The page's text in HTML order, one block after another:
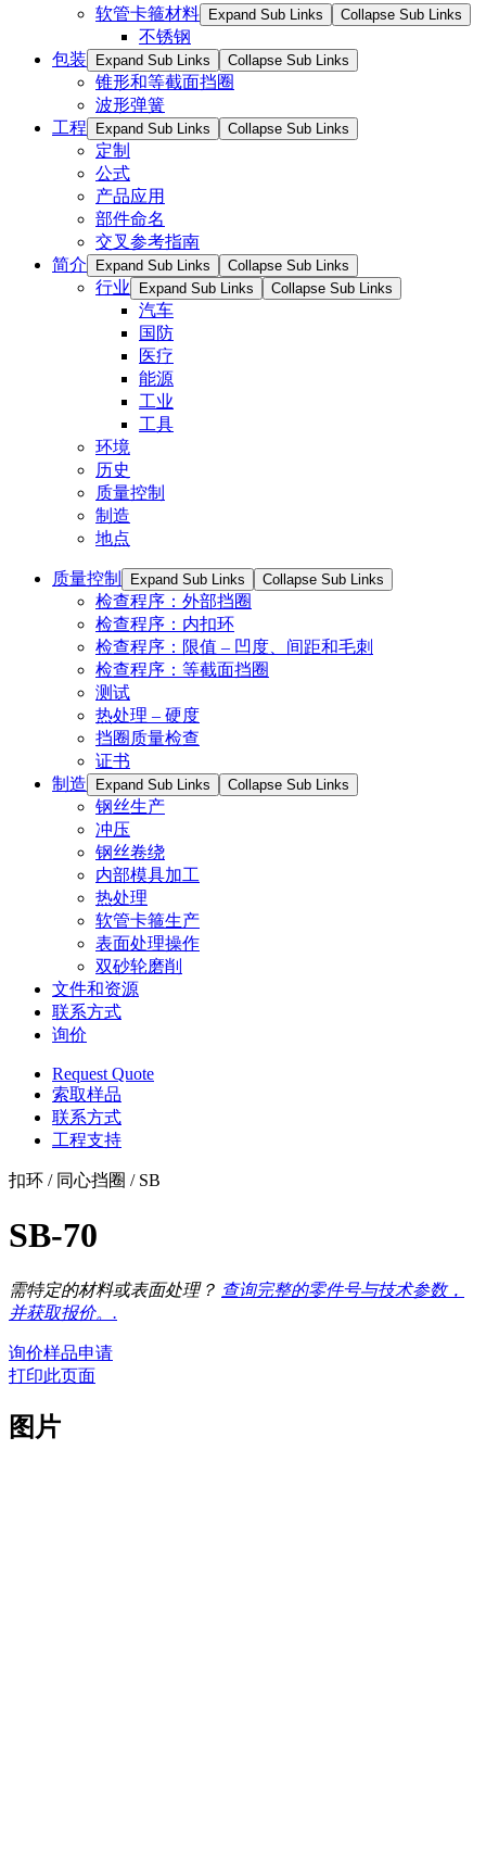
软管卡箍材料 Expand Sub Links Collapse Sub Links
不锈钢
包装
Expand Sub Links Collapse Sub Links
锥形和等截面挡圈
波形弹簧
工程
Expand Sub Links Collapse Sub Links
定制
公式
产品应用
部件命名
交叉参考指南
简介
Expand Sub Links Collapse Sub Links
行业 Expand Sub Links Collapse Sub Links
汽车
国防
医疗
能源
工业
工具
环境
历史
质量控制
制造
地点
质量控制 Expand Sub Links Collapse Sub Links
检查程序：外部挡圈
检查程序：内扣环
检查程序：限值 – 凹度、间距和毛刺
检查程序：等截面挡圈
测试
热处理 – 硬度
挡圈质量检查
证书
制造
Expand Sub Links Collapse Sub Links
钢丝生产
冲压
钢丝卷绕
内部模具加工
热处理
软管卡箍生产
表面处理操作
双砂轮磨削
文件和资源
联系方式
询价
Request Quote
索取样品
联系方式
工程支持
扣环 / 同心挡圈 / SB
SB-70
需特定的材料或表面处理？ 查询完整的零件号与技术参数，
并获取报价。.
询价样品申请
打印此页面
图片